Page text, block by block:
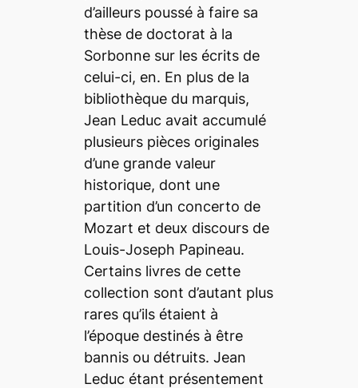
d’ailleurs poussé à faire sa
thèse de doctorat à la
Sorbonne sur les écrits de
celui-ci, en. En plus de la
bibliothèque du marquis,
Jean Leduc avait accumulé
plusieurs pièces originales
d’une grande valeur
historique, dont une
partition d’un concerto de
Mozart et deux discours de
Louis-Joseph Papineau.
Certains livres de cette
collection sont d’autant plus
rares qu’ils étaient à
l’époque destinés à être
bannis ou détruits. Jean
Leduc étant présentement